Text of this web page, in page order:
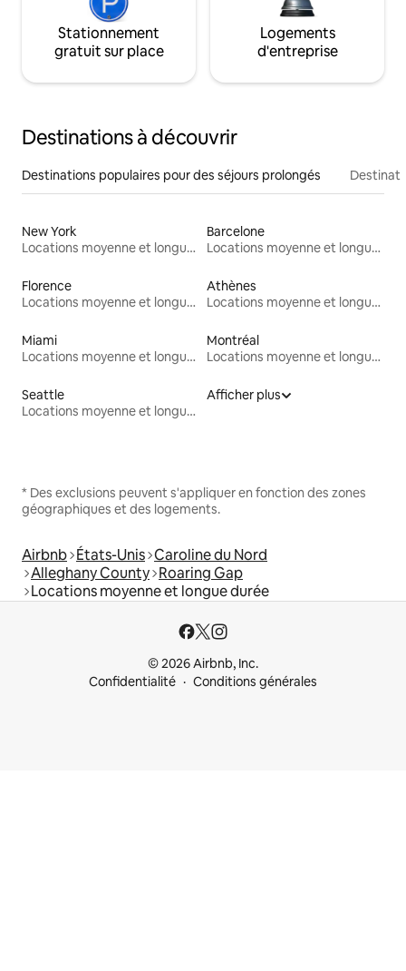
Stationnement
gratuit sur place
Logements
d'entreprise
Destinations à découvrir
Destinations populaires pour des séjours prolongés
New York
Locations moyenne et longue durée
Barcelone
Locations moyenne et longue durée
Florence
Locations moyenne et longue durée
Athènes
Locations moyenne et longue durée
Miami
Locations moyenne et longue durée
Montréal
Locations moyenne et longue durée
Seattle
Locations moyenne et longue durée
Afficher plus
* Des exclusions peuvent s'appliquer en fonction des zones
géographiques et des logements.
Airbnb États-Unis Caroline du Nord
Alleghany County Roaring Gap
Locations moyenne et longue durée
© 2026 Airbnb, Inc.
Confidentialité
Conditions générales